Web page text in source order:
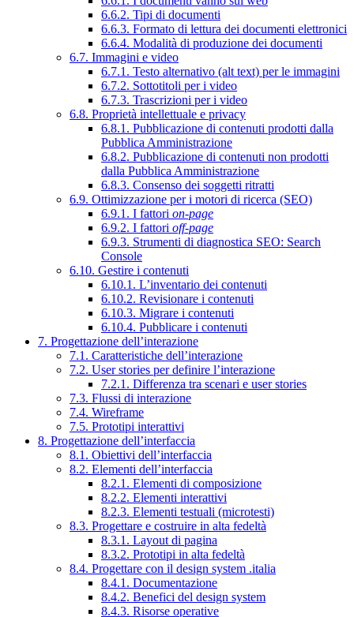
6.6.2. Tipi di documenti
6.6.3. Formato di lettura dei documenti elettronici
6.6.4. Modalità di produzione dei documenti
6.7. Immagini e video
6.7.1. Testo alternativo (alt text) per le immagini
6.7.2. Sottotitoli per i video
6.7.3. Trascrizioni per i video
6.8. Proprietà intellettuale e privacy
6.8.1. Pubblicazione di contenuti prodotti dalla
Pubblica Amministrazione
6.8.2. Pubblicazione di contenuti non prodotti
dalla Pubblica Amministrazione
6.8.3. Consenso dei soggetti ritratti
6.9. Ottimizzazione per i motori di ricerca (SEO)
6.9.1. I fattori on-page
6.9.2. I fattori off-page
6.9.3. Strumenti di diagnostica SEO: Search
Console
6.10. Gestire i contenuti
6.10.1. L’inventario dei contenuti
6.10.2. Revisionare i contenuti
6.10.3. Migrare i contenuti
6.10.4. Pubblicare i contenuti
7. Progettazione dell’interazione
7.1. Caratteristiche dell’interazione
7.2. User stories per definire l’interazione
7.2.1. Differenza tra scenari e user stories
7.3. Flussi di interazione
7.4. Wireframe
7.5. Prototipi interattivi
8. Progettazione dell’interfaccia
8.1. Obiettivi dell’interfaccia
8.2. Elementi dell’interfaccia
8.2.1. Elementi di composizione
8.2.2. Elementi interattivi
8.2.3. Elementi testuali (microtesti)
8.3. Progettare e costruire in alta fedeltà
8.3.1. Layout di pagina
8.3.2. Prototipi in alta fedeltà
8.4. Progettare con il design system .italia
8.4.1. Documentazione
8.4.2. Benefici del design system
8.4.3. Risorse operative